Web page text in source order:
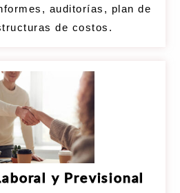
auditorías, plan de
de costos.
y Previsional